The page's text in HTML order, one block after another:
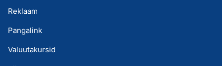
Reklaam
Pangalink
Valuutakursid